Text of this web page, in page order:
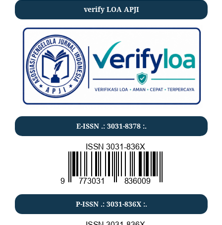
verify LOA APJI
E-ISSN .: 3031-8378:.
P-ISSN .: 3031-836X:.